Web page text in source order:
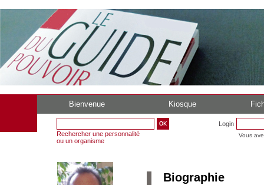
Bienvenue Kiosque
Rechercher une personnalité
ou un organisme
Login
Vous
Biographie